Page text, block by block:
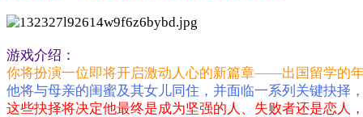
游戏介绍：
你将扮演一位即将开启激动人心的新篇章——出国留学的
他将与母亲的闺蜜及其女儿同住，并面临一系列关键抉择
这些抉择将决定他最终是成为坚强的人、失败者还是恋人